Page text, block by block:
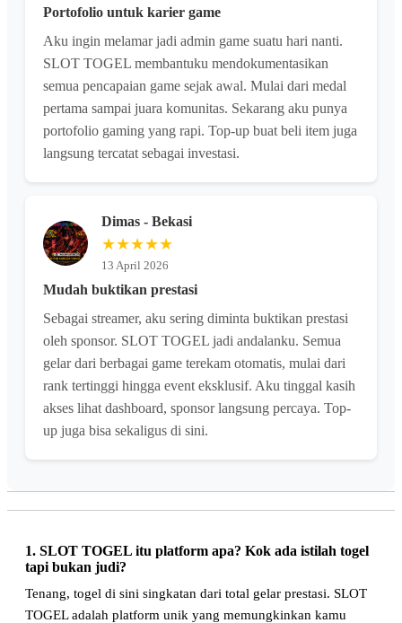
Portofolio untuk karier game
Aku ingin melamar jadi admin game suatu hari nanti.
SLOT TOGEL membantuku mendokumentasikan
semua pencapaian game sejak awal. Mulai dari medal
pertama sampai juara komunitas. Sekarang aku punya
portofolio gaming yang rapi. Top-up buat beli item juga
langsung tercatat sebagai investasi.
Dimas - Bekasi
★★★★★
13 April 2026
Mudah buktikan prestasi
Sebagai streamer, aku sering diminta buktikan prestasi
oleh sponsor. SLOT TOGEL jadi andalanku. Semua
gelar dari berbagai game terekam otomatis, mulai dari
rank tertinggi hingga event eksklusif. Aku tinggal kasih
akses lihat dashboard, sponsor langsung percaya. Top-
up juga bisa sekaligus di sini.
1. SLOT TOGEL itu platform apa? Kok ada istilah togel
tapi bukan judi?
Tenang, togel di sini singkatan dari total gelar prestasi. SLOT
TOGEL adalah platform unik yang memungkinkan kamu